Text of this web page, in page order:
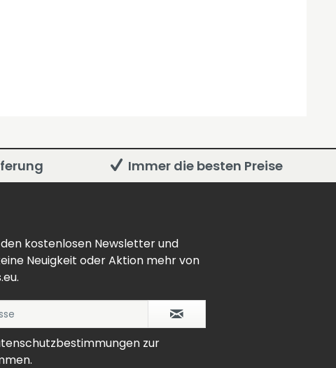
Immer die besten Preise
kostenlosen Newsletter und
Neuigkeit oder Aktion mehr von
zur